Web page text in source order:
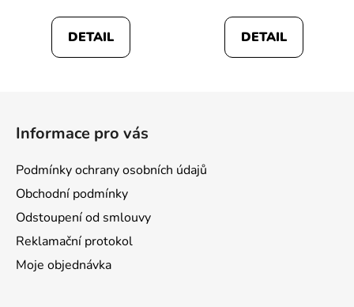
DETAIL DETAIL
Informace pro vás
Podmínky ochrany osobních údajů
Obchodní podmínky
Odstoupení od smlouvy
Reklamační protokol
Moje objednávka